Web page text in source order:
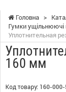
Головна >
Гумки ущільнюючі
Уплотнительная
160 мм
Код товару: 160-